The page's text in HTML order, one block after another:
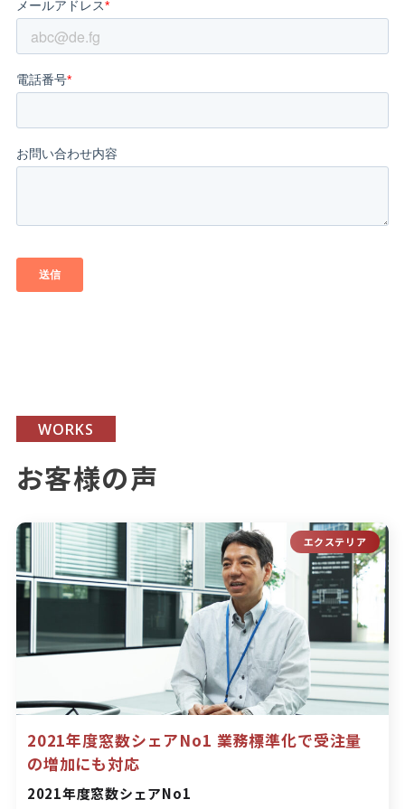
WORKS
お客様の声
2021年度窓数シェアNo1 業務標準化で受注量
の増加にも対応
2021年度窓数シェアNo1
エクステリア